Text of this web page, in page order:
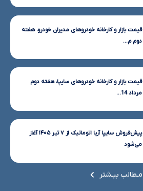
قیمت بازار و کارخانه خودروهای مدیران خودرو، هفته
دوم م...
قیمت بازار و کارخانه خودروهای سایپا، هفته دوم
مرداد 14...
پیش‌فروش سایپا آریا اتوماتیک از ۷ تیر ۱۴۰۵ آغاز
می‌شود
مـطالب بیـشتر